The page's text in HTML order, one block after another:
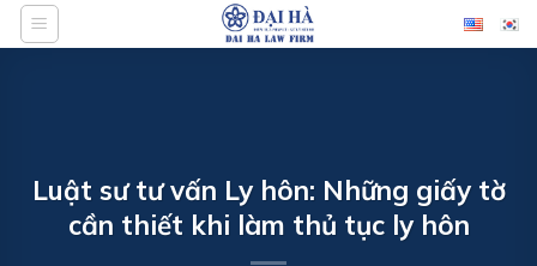
Bỏ
qua
Luật sư tư vấn Ly hôn: Những giấy tờ
cần thiết khi làm thủ tục ly hôn